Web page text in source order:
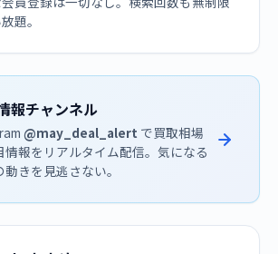
題。
報チャンネル
@may_deal_alert で買取相場
情報をリアルタイム配信。気になる
動きを見逃さない。